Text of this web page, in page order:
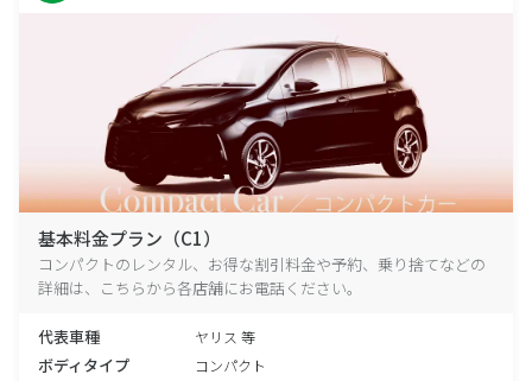
基本料金プラン（C1）
コンパクトのレンタル、お得な割引料金や予約、乗り捨てなどの
詳細は、こちらから各店舗にお電話ください。
代表車種 ヤリス 等
ボディタイプ コンパクト